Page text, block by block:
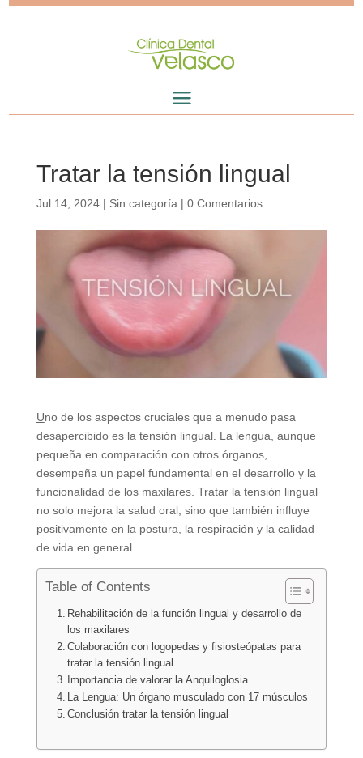
Tratar la tensión lingual
Jul 14, 2024| Sin categoría| 0 Comentarios
Uno de los aspectos cruciales que a menudo pasa
desapercibido es la tensión lingual. La lengua, aunque
pequeña en comparación con otros órganos,
desempeña un papel fundamental en el desarrollo y la
funcionalidad de los maxilares. Tratar la tensión lingual
no solo mejora la salud oral, sino que también influye
positivamente en la postura, la respiración y la calidad
de vida en general.
Table of Contents
Rehabilitación de la función lingual y desarrollo de
los maxilares
Colaboración con logopedas y fisiosteópatas para
tratar la tensión lingual
Importancia de valorar la Anquiloglosia
La Lengua: Un órgano musculado con 17 músculos
Conclusión tratar la tensión lingual